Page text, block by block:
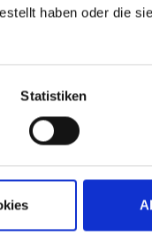
haben oder die
Statistiken